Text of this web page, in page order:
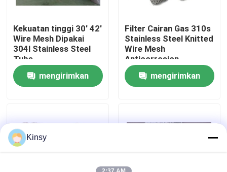
Tur Pabrik
Kontrol Kualitas
Hubungi Kami
Kasus-kasus
Layar Jaring Kawat Anyaman
Kekuatan tinggi 30' 42'
Wire Mesh Dipakai
304l Stainless Steel
Tube
mengirimkan
Filter Cairan Gas 310s
Stainless Steel Knitted
Wire Mesh
Anticorrosion
mengirimkan
Kinsy